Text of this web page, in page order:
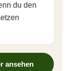
du den
ansehen